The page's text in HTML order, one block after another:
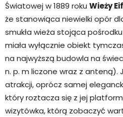
Światowej w 1889 roku Wieży
że stanowiąca niewielki opór
smukła wieża stojąca
miała wyłącznie obiekt
na najwyższą budowla na
n. p. m liczone wraz z anteną).
atrakcji, oprócz samej
który roztacza się z jej
wizytówka, którą zobaczyć